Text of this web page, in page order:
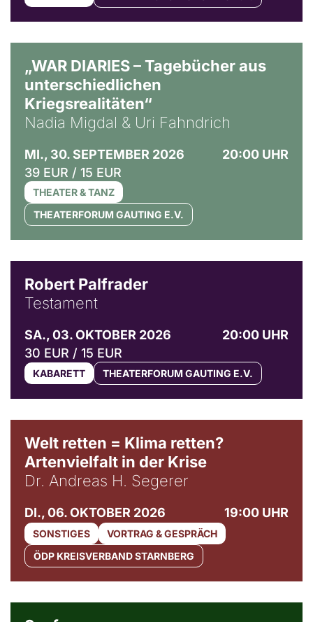
„WAR DIARIES – Tagebücher aus
unterschiedlichen
Kriegsrealitäten“
Nadia Migdal & Uri Fahndrich
MI., 30. SEPTEMBER 2026
20:00 UHR
39 EUR / 15 EUR
THEATER & TANZ
THEATERFORUM GAUTING E.V.
Robert Palfrader
Testament
SA., 03. OKTOBER 2026
20:00 UHR
30 EUR / 15 EUR
KABARETT THEATERFORUM GAUTING E.V.
Welt retten = Klima retten?
Artenvielfalt in der Krise
Dr. Andreas H. Segerer
DI., 06. OKTOBER 2026 19:00 UHR
SONSTIGES
VORTRAG & GESPRÄCH
ÖDP KREISVERBAND STARNBERG